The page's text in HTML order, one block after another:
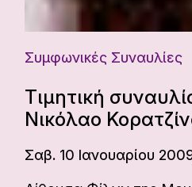
Συμφωνικές Συναυλίες
Τιμητική
Νικόλαο
Σαβ. 10 Ιανουαρίου